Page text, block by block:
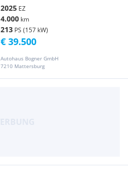
2025 EZ
4.000 km
213 PS (157 kW)
Autohaus Bogner GmbH
7210 Mattersburg
€ 39.500